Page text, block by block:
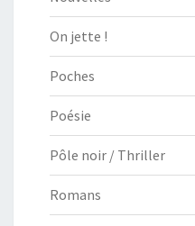
On jette !
Poches
Poésie
Pôle noir / Thriller
Romans